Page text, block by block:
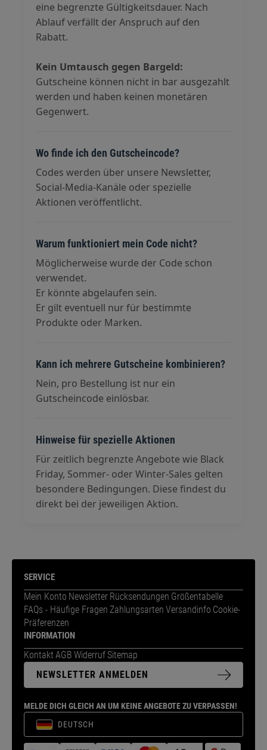
eine begrenzte Gültigkeitsdauer. Nach
Ablauf verfällt der Anspruch auf den
Rabatt.
Kein Umtausch gegen Bargeld:
Gutscheine können nicht in bar ausgezahlt
werden und haben keinen monetären
Gegenwert.
Wo finde ich den Gutscheincode?
Codes werden über unsere Newsletter,
Social-Media-Kanäle oder spezielle
Aktionen veröffentlicht.
Warum funktioniert mein Code nicht?
Möglicherweise wurde der Code schon
verwendet.
Er könnte abgelaufen sein.
Er gilt eventuell nur für bestimmte
Produkte oder Marken.
Kann ich mehrere Gutscheine kombinieren?
Nein, pro Bestellung ist nur ein
Gutscheincode einlösbar.
Hinweise für spezielle Aktionen
Für zeitlich begrenzte Angebote wie Black
Friday, Sommer- oder Winter-Sales gelten
besondere Bedingungen. Diese findest du
direkt bei der jeweiligen Aktion.
SERVICE
Mein Konto Newsletter Rücksendungen Größentabelle
FAQs - Häufige Fragen Zahlungsarten Versandinfo Cookie-
Präferenzen
INFORMATION
Kontakt AGB Widerruf Sitemap
NEWSLETTER ANMELDEN
MELDE DICH GLEICH AN UM KEINE ANGEBOTE ZU VERPASSEN!
DEUTSCH